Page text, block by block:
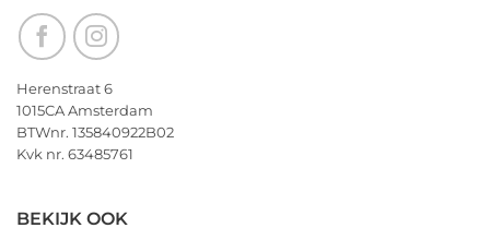
Herenstraat 6
1015CA Amsterdam
BTWnr. 135840922B02
Kvk nr. 63485761
BEKIJK OOK